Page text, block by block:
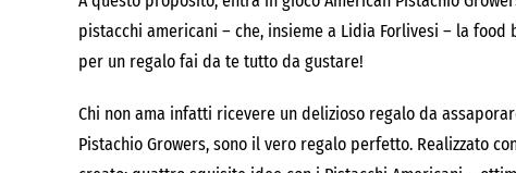
pistacchi americani – che, insieme a Lidia Forlivesi – la
per un regalo fai da te tutto da gustare!
Chi non ama infatti ricevere un delizioso regalo da
Pistachio Growers, sono il vero regalo perfetto. Realizzato